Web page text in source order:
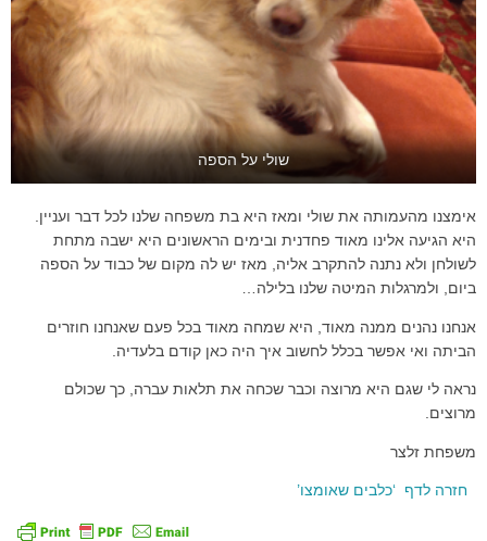
שולי על הספה
אימצנו מהעמותה את שולי ומאז היא בת משפחה שלנו לכל דבר ועניין.
היא הגיעה אלינו מאוד פחדנית ובימים הראשונים היא ישבה מתחת
לשולחן ולא נתנה להתקרב אליה, מאז יש לה מקום של כבוד על הספה
ביום, ולמרגלות המיטה שלנו בלילה…
אנחנו נהנים ממנה מאוד, היא שמחה מאוד בכל פעם שאנחנו חוזרים
הביתה ואי אפשר בכלל לחשוב איך היה כאן קודם בלעדיה.
נראה לי שגם היא מרוצה וכבר שכחה את תלאות עברה, כך שכולם
מרוצים.
משפחת זלצר
חזרה לדף ‘כלבים שאומצו’